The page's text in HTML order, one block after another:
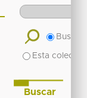
Buscar
Esta
Buscar